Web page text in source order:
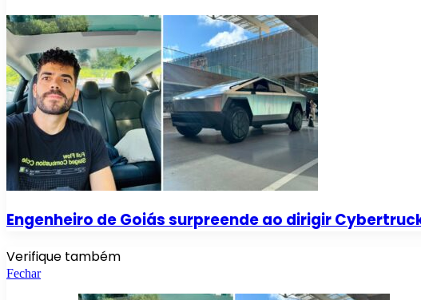
Engenheiro de Goiás surpreende ao dirigir
Verifique também
Fechar